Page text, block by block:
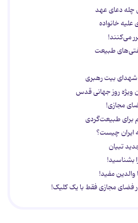
چله دعای عهد
می‌کنند!
طبیعت
شهدای بیت رهبری
ویژه روز جهانی قدس
مجازی!
ایران چیست؟
تبیان
بشناسید!
مفید!
فضای مجازی فقط با یک کلیک!